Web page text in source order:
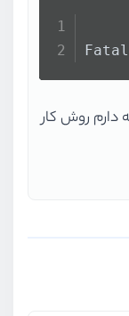
دارم روش کار